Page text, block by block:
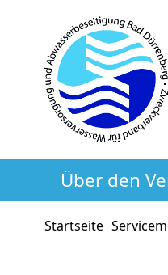
Über den
Startseite